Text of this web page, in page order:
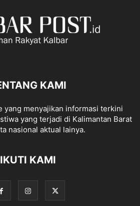
KAMI
yang menyajikan informasi terkini
yang terjadi di Kalimantan Barat
nasional aktual lainya.
IKUTI KAMI